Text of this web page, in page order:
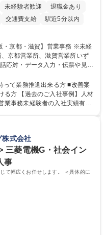
未経験者歓迎
退職金あり
交通費支給
駅近5分以内
応対・データ入力・伝票や見積
で発生する事務業務や業務改
業務システムがきちんと構築さ
とができる環境です。また、
未経験可
って業務推進出来る方 ■改善案
る方 【過去のご入社事例】人材
業事務未経験者の入社実績有
なサポート、改善の動きも期
、チームに貢献し、結果的に
す。平均19:30の退勤以降の業
ある働き方となります。 学
力： 資格：
株式会社
三菱電機G・社会イン
事
て幅広くお任せします。 ＜具体的に